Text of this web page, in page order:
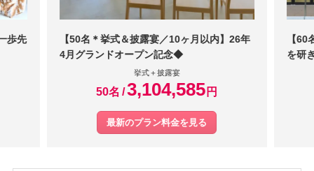
歩先
【50名＊挙式＆披露宴／10ヶ月以内】26年
4月グランドオープン記念◆
挙式＋披露宴
50名 3,104,585 円
最新のプラン料金を見る
【
を研